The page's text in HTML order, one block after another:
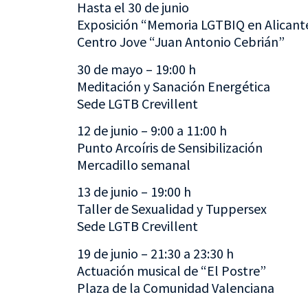
Hasta el 30 de junio
Exposición “Memoria LGTBIQ en
Centro Jove “Juan Antonio Cebrián”
30 de mayo – 19:00 h
Meditación y Sanación Energética
Sede LGTB Crevillent
12 de junio – 9:00 a 11:00 h
Punto Arcoíris de Sensibilización
Mercadillo semanal
13 de junio – 19:00 h
Taller de Sexualidad y Tuppersex
Sede LGTB Crevillent
19 de junio – 21:30 a 23:30 h
Actuación musical de “El Postre”
Plaza de la Comunidad Valenciana